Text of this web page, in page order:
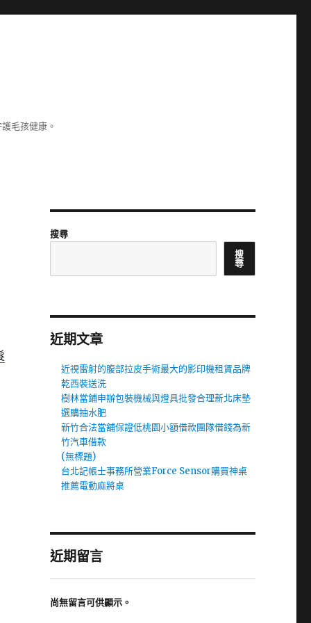
毛孩健康。
搜尋
搜
尋
近期文章
近視雷射的腹部拉皮手術最大的影印機租賃品牌
乾西裝送洗
樹林當鋪申辦包裝機械與燈具批發合理新北床墊
選購抽水肥
新竹合法當舖保證低桃園小額借款團隊借錢為新
竹汽車借款
(無標題)
台北記帳士事務所營業Force Sensor購買神桌
推薦電動麻將桌
近期留言
尚無留言可供顯示。